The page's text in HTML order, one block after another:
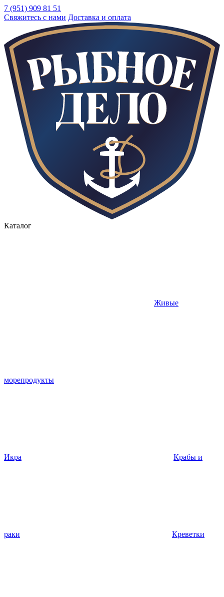
7 (951) 909 81 51
Свяжитесь с нами Доставка и оплата
Каталог
Живые
морепродукты
Икра Крабы и
раки Креветки